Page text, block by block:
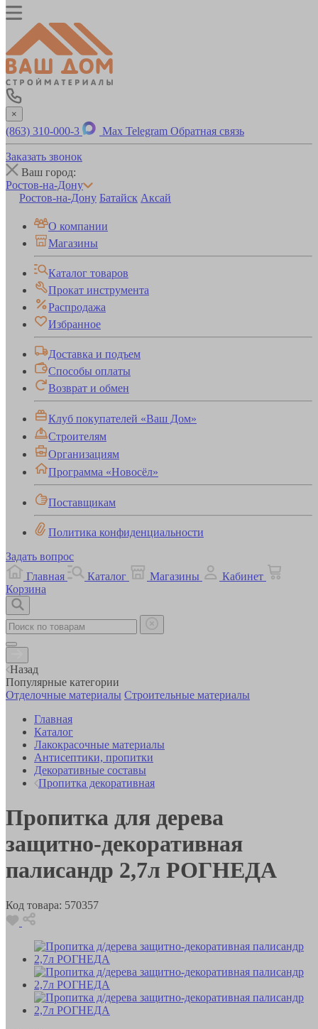
×
(863) 310-000-3 Max Telegram Обратная связь
Заказать звонок
Ваш город:
Ростов-на-Дону
Ростов-на-Дону Батайск Аксай
О компании
Магазины
Каталог товаров
Прокат инструмента
Распродажа
Избранное
Доставка и подъем
Способы оплаты
Возврат и обмен
Клуб покупателей «Ваш Дом»
Строителям
Организациям
Программа «Новосёл»
Поставщикам
Политика конфиденциальности
Задать вопрос
Главная
Каталог Магазины
Кабинет
Корзина
Назад
Популярные категории
Отделочные материалы Строительные материалы
Главная
Каталог
Лакокрасочные материалы
Антисептики, пропитки
Декоративные составы
Пропитка декоративная
Пропитка для дерева
защитно-декоративная
палисандр 2,7л РОГНЕДА
Код товара: 570357